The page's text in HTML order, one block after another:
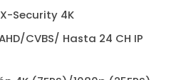
Security 4K
CVBS/ Hasta 24 CH IP